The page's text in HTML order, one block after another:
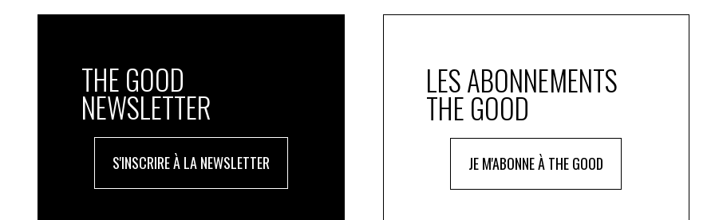
THE GOOD
NEWSLETTER
S'INSCRIRE À LA NEWSLETTER
LES ABONNEMENTS
THE GOOD
JE M'ABONNE À THE GOOD